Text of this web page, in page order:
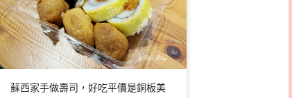
蘇西家手做壽司，好吃平價是銅板美